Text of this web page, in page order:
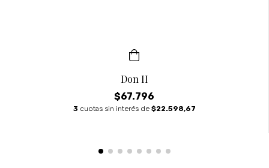
Don II
$67.796
3 cuotas sin interés de $22.598,67